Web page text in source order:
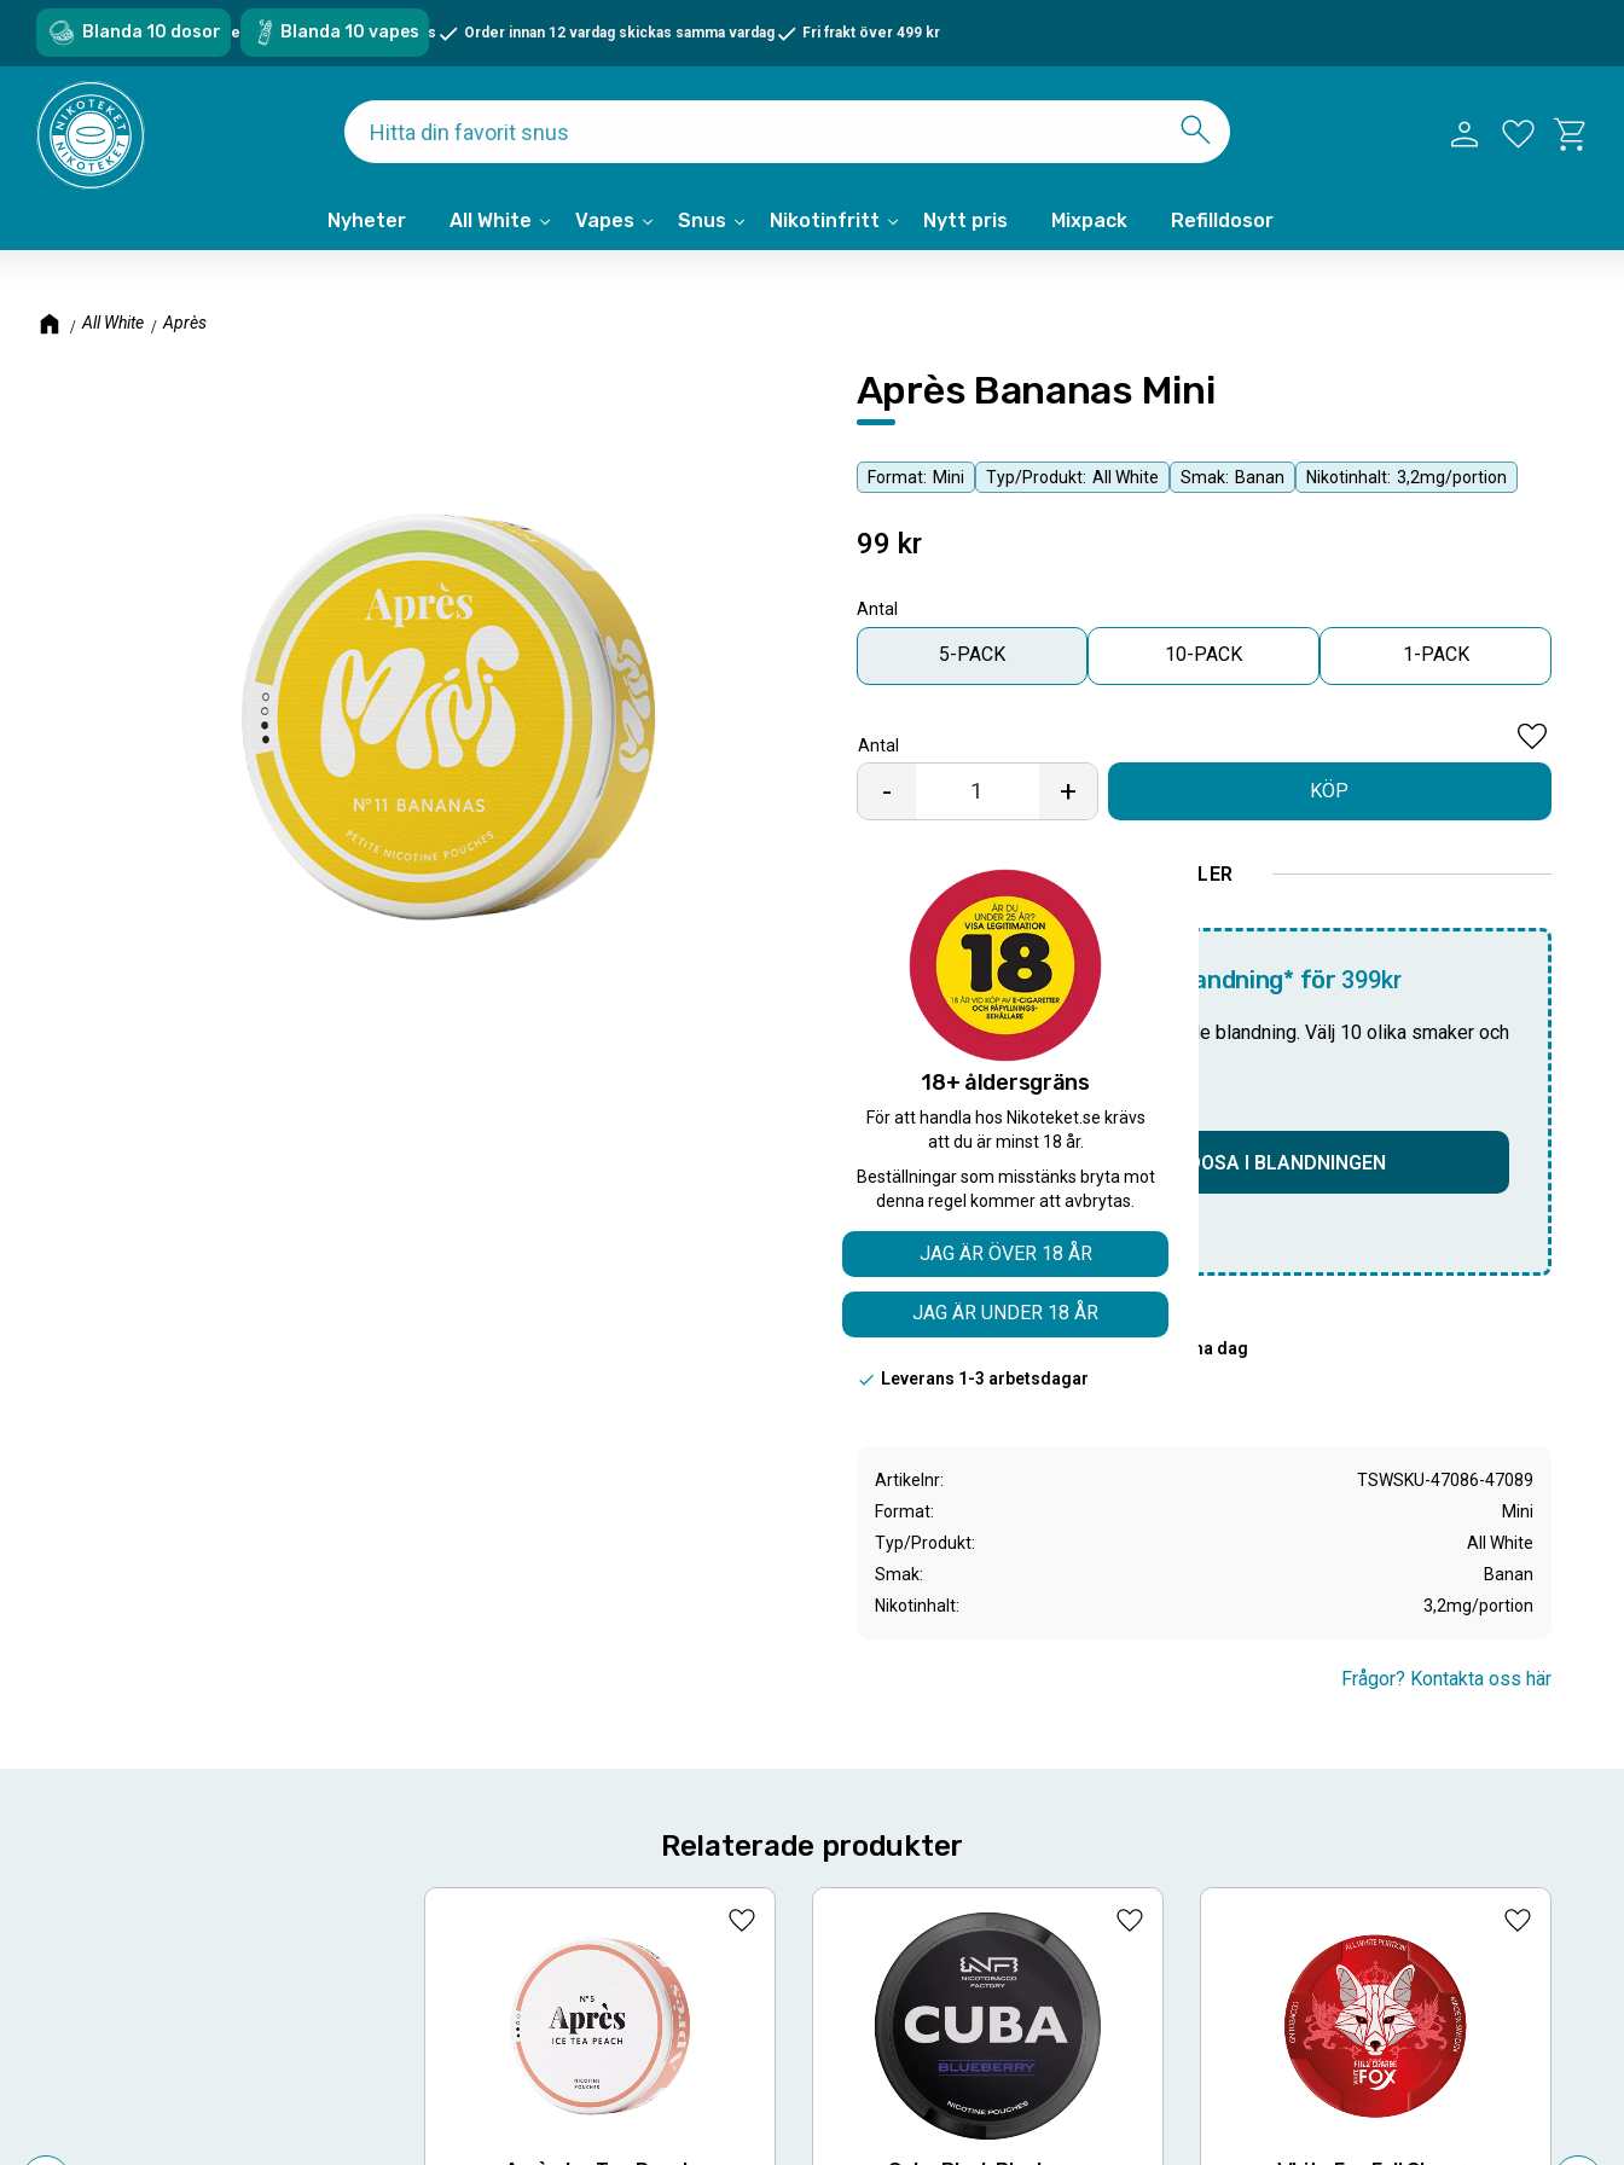
Nyheter All White Vapes Snus Nikotinfritt Nytt pris Mixpack Refilldosor
Favoriter
Blanda 10 dosor Blanda 10 vapes
Sveriges största sortiment - över 1000 snus & vapes Order innan 12 vardag skickas samma vardag Fri frakt över 499 kr
All White Après
Format: Mini Typ/Produkt: All White Smak: Banan Nikotinhalt: 3,2mg/portion
Après Bananas Mini
99 kr
Antal
5-PACK 10-PACK 1-PACK
Antal
+
- KÖP
Lägg till i
ELLER
Skapa din egen 10-pack blandning* för 399kr
Lägg till denna smak i din anpassade blandning. Välj 10 olika smaker och
få dem för ett specialpris!
Antal:
LÄGG TILL DOSA I BLANDNINGEN
*Gäller endastALL WHITEdosor
Snabba leveranser med PostNord
Beställningar innan 12.00 skickas samma dag
Leverans 1-3 arbetsdagar
Artikelnr
TSWSKU-47086-47089
Format
Mini
Typ/Produkt
All White
Smak
Banan
Nikotinhalt
3,2mg/portion
Frågor? Kontakta oss här
Relaterade produkter
Lägg till i favoriter Lägg till i favoriter Lägg till i
18+ åldersgräns
För att handla hos Nikoteket.se krävs
att du är minst 18 år.
Beställningar som misstänks bryta mot
denna regel kommer att avbrytas.
JAG ÄR ÖVER 18 ÅR
JAG ÄR UNDER 18 ÅR